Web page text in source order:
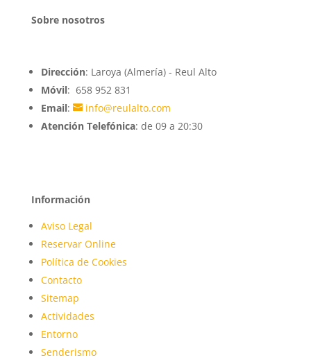
Sobre nosotros
Dirección: Laroya (Almería) - Reul Alto
Móvil: 658 952 831
Email:
info@reulalto.com
Atención Telefónica: de 09 a 20:30
Información
Aviso Legal
Reservar Online
Política de Cookies
Contacto
Sitemap
Actividades
Entorno
Senderismo